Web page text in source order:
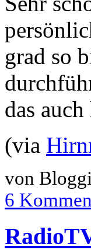
grad so
das
(via
von
6